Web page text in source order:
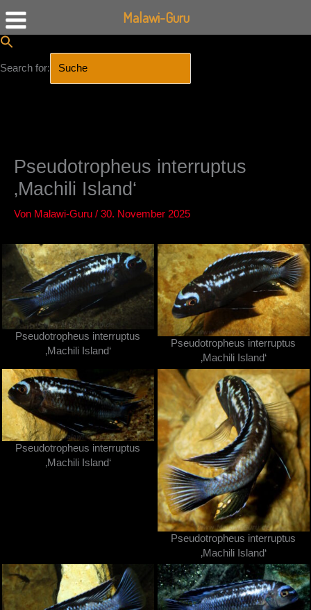
Search for:
Pseudotropheus interruptus
‚Machili Island‘
Von Malawi-Guru / 30. November 2025
Pseudotropheus interruptus
‚Machili Island‘
Pseudotropheus interruptus
‚Machili Island‘
Pseudotropheus interruptus
‚Machili Island‘
Pseudotropheus interruptus
‚Machili Island‘
Malawi-Guru